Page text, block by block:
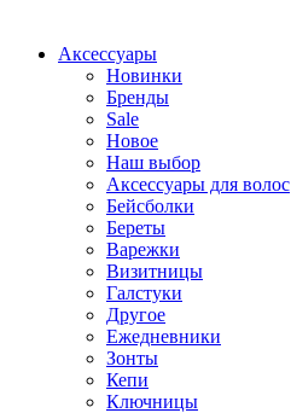
Аксессуары
Новинки
Бренды
Sale
Новое
Наш выбор
Аксессуары для волос
Бейсболки
Береты
Варежки
Визитницы
Галстуки
Другое
Ежедневники
Зонты
Кепи
Ключницы